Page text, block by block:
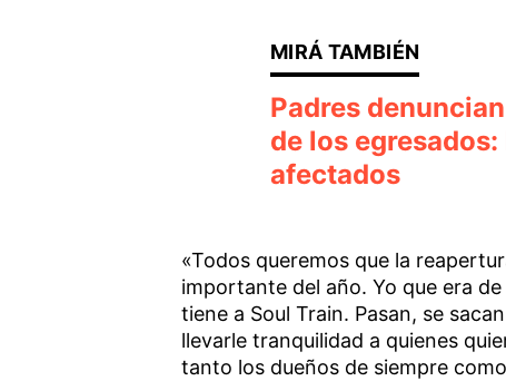
Padres
de los
afectados
«Todos queremos que la
importante del año. Yo que era
tiene a Soul Train. Pasan, se
llevarle tranquilidad a quienes
tanto los dueños de siempre